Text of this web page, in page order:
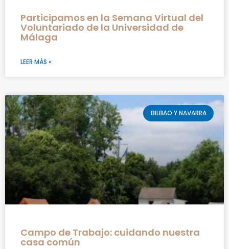
Participamos en la Semana Virtual del
Voluntariado de la Universidad de
Málaga
LEER MÁS »
BILBAO Y NAVARRA
Campo de Trabajo: cuidando nuestra
casa común